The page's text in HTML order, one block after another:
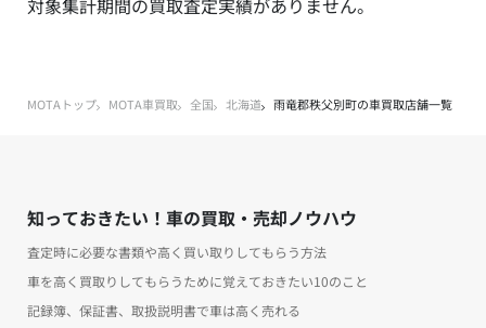
対象集計期間の買取査定実績がありません。
MOTAトップ MOTA車買取 全国 北海道 雨竜郡秩父別町の車買取店舗一覧
知っておきたい！車の買取・売却ノウハウ
査定時に必要な書類や高く買い取りしてもらう方法
車を高く買取りしてもらうために覚えておきたい10のこと
記録簿、保証書、取扱説明書で車は高く売れる